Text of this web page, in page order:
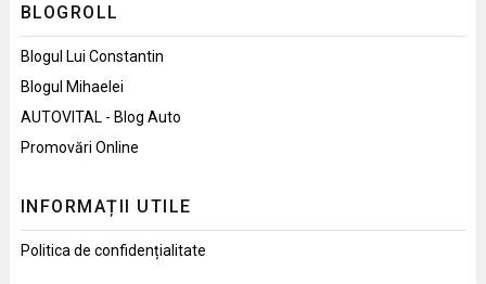
BLOGROLL
Blogul Lui Constantin
Blogul Mihaelei
AUTOVITAL - Blog Auto
Promovări Online
INFORMAȚII UTILE
Politica de confidențialitate